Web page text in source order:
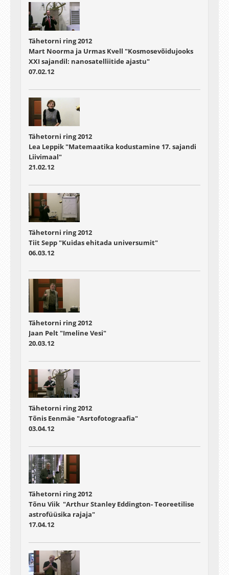
Tähetorni ring 2012
Mart Noorma ja Urmas Kvell "Kosmosevõidujooks
XXI sajandil: nanosatelliitide ajastu"
07.02.12
Tähetorni ring 2012
Lea Leppik "Matemaatika kodustamine 17. sajandi
Liivimaal"
21.02.12
Tähetorni ring 2012
Tiit Sepp "Kuidas ehitada universumit"
06.03.12
Tähetorni ring 2012
Jaan Pelt "Imeline Vesi"
20.03.12
Tähetorni ring 2012
Tõnis Eenmäe "Asrtofotograafia"
03.04.12
Tähetorni ring 2012
Tõnu Viik "Arthur Stanley Eddington- Teoreetilise
astrofüüsika rajaja"
17.04.12